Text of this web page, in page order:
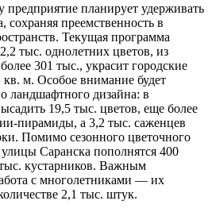
планирует удерживать
сохраняя преемственность в
Текущая программа
тыс. однолетних цветов, из
301 тыс., украсит городские
м. Особое внимание будет
ландшафтного дизайна: в
19,5 тыс. цветов, еще более
пирамиды, а 3,2 тыс. саженцев
Помимо сезонного цветочного
Саранска пополнятся 400
кустарников. Важным
с многолетниками — их
2,1 тыс. штук.